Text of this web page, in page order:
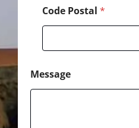
Code Postal *
Message